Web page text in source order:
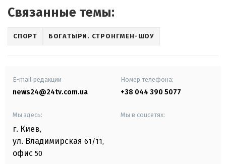
Связанные темы:
СПОРТ БОГАТЫРИ. СТРОНГМЕН-ШОУ
E-mail редакции
news24@24tv.com.ua
Номер телефона:
+38 044 390 5077
Мы здесь:
г. Киев,
ул. Владимирская 61/11,
офис 50
Мы в соцсетях: